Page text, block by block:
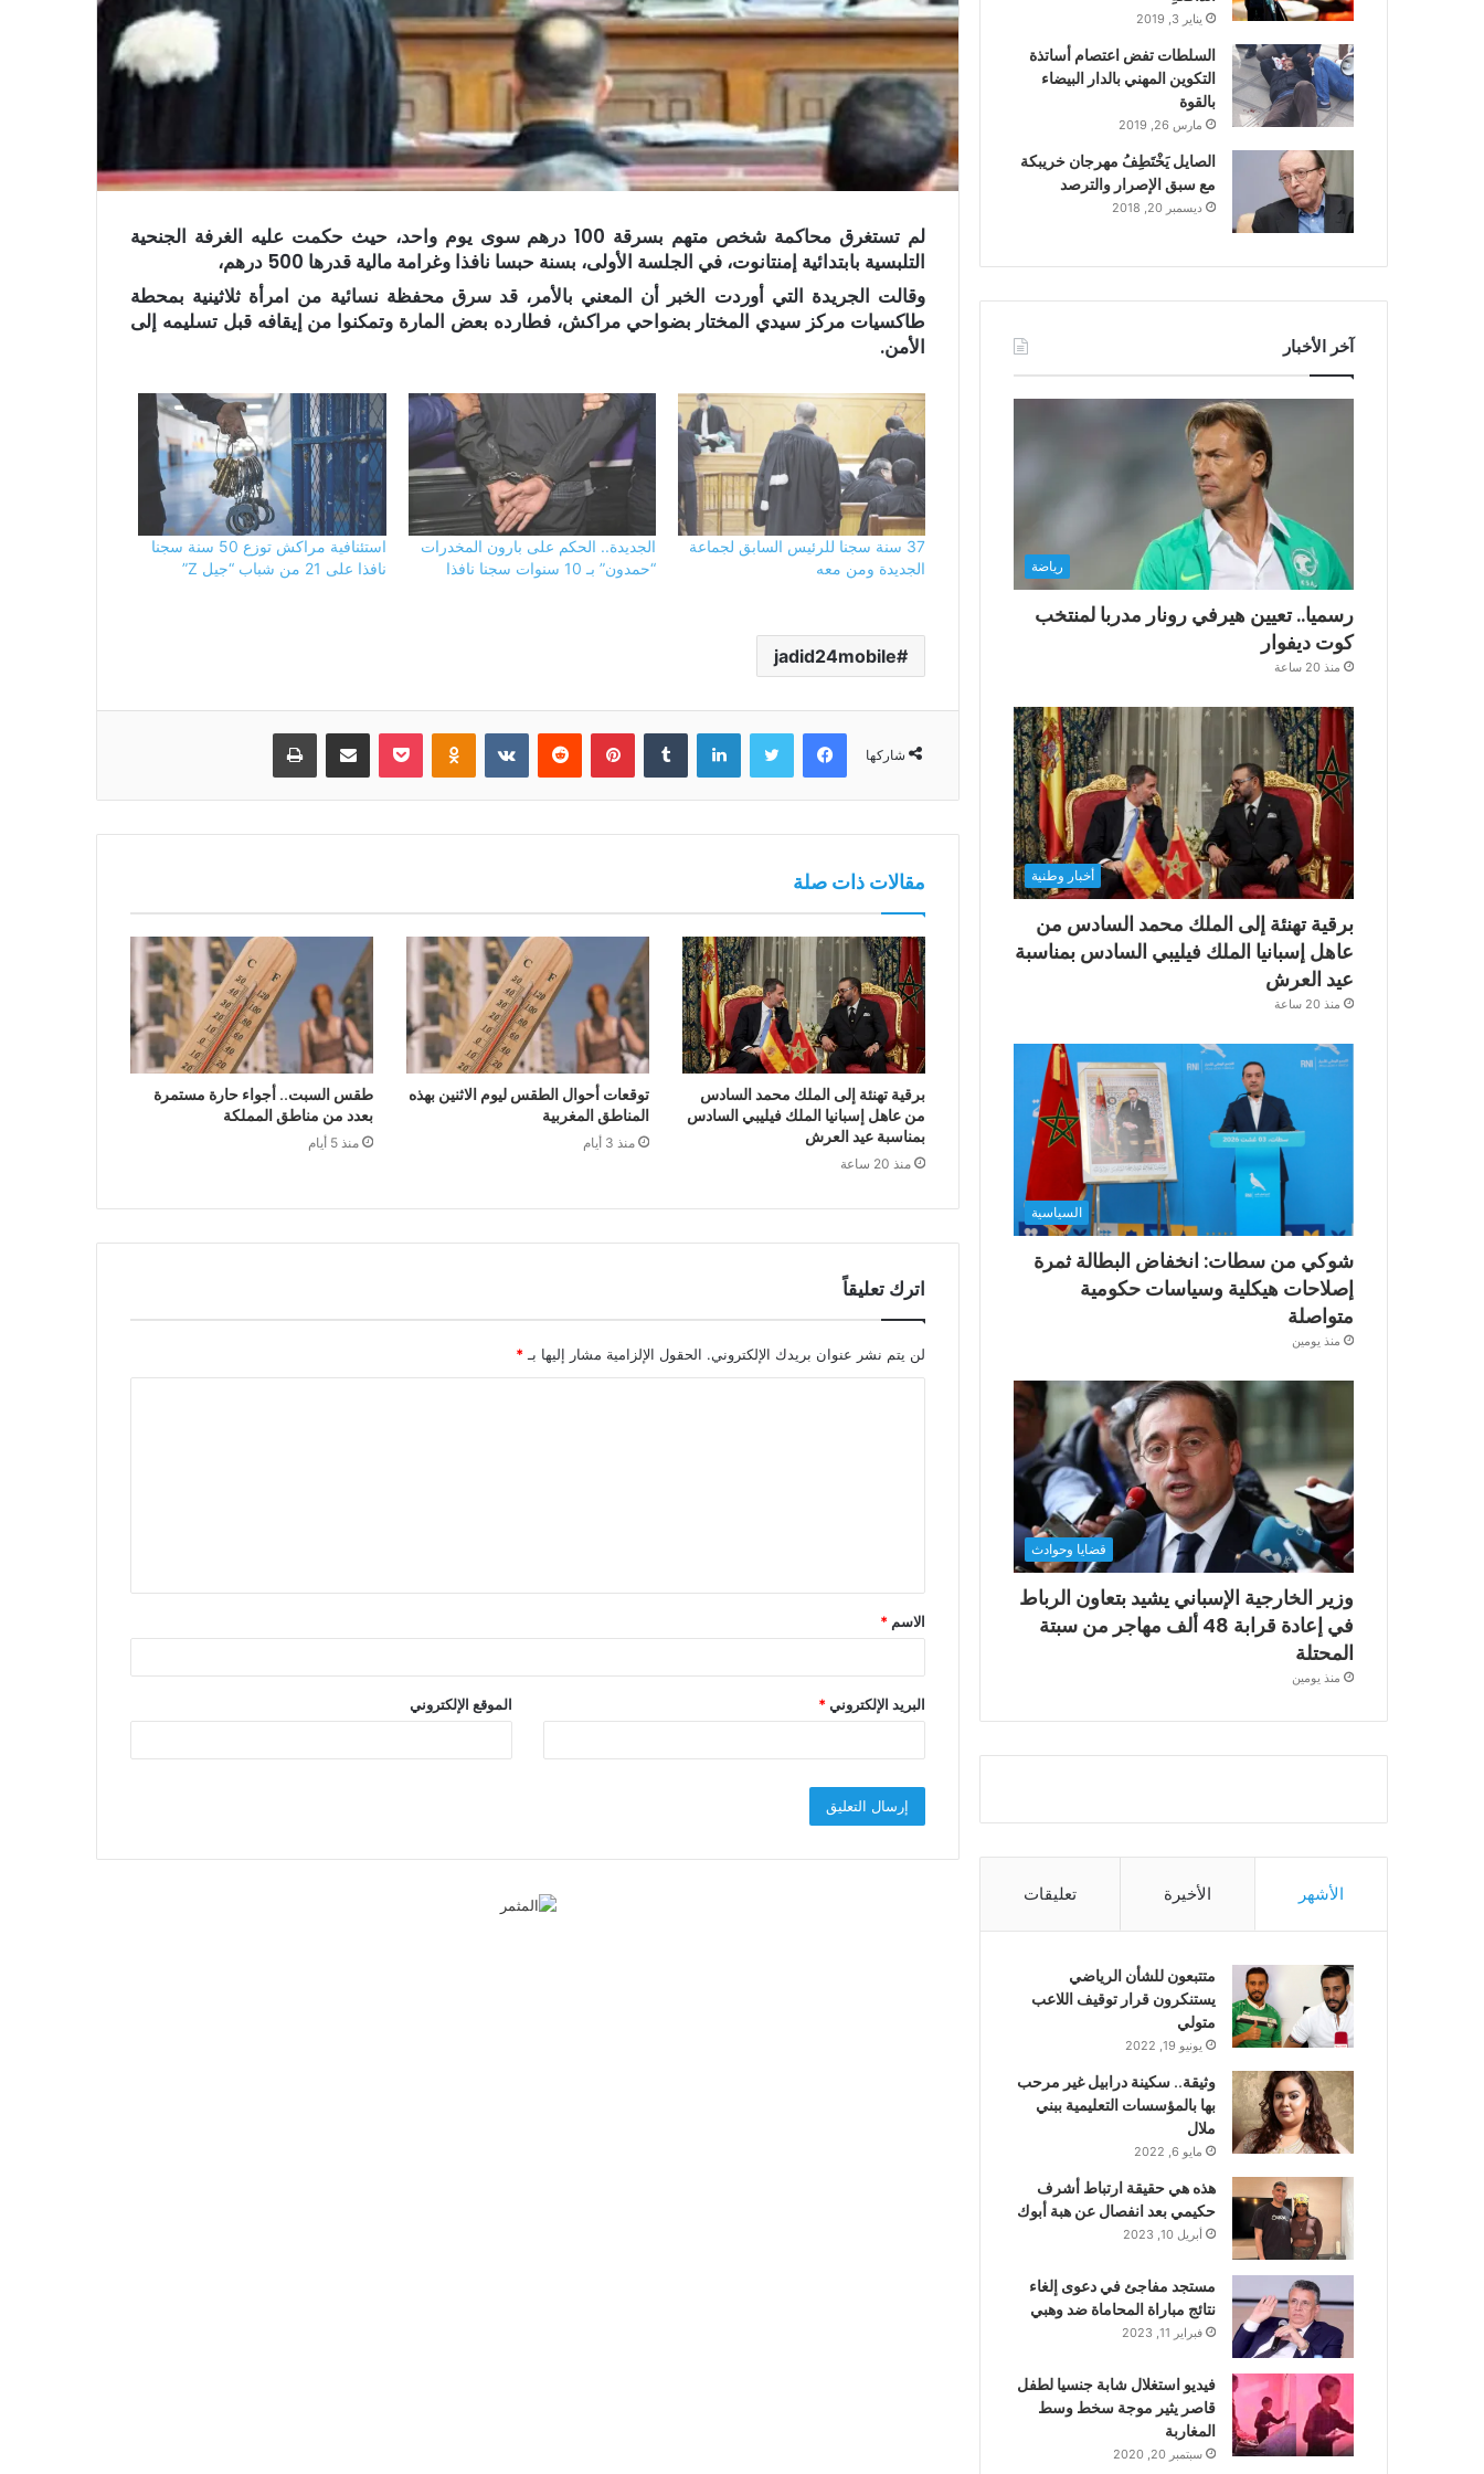
لم تستغرق محاكمة شخص متهم بسرقة 100 درهم سوى يوم واحد، حيث حكمت عليه الغرفة الجنحية
التلبسية بابتدائية إمنتانوت، في الجلسة الأولى، بسنة حبسا نافذا وغرامة مالية قدرها 500 درهم،
وقالت الجريدة التي أوردت الخبر أن المعني بالأمر، قد سرق محفظة نسائية من امرأة ثلاثينية بمحطة
طاكسيات مركز سيدي المختار بضواحي مراكش، فطارده بعض المارة وتمكنوا من إيقافه قبل تسليمه إلى
الأمن.
37 سنة سجنا للرئيس السابق لجماعة
الجديدة ومن معه
الجديدة.. الحكم على بارون المخدرات
“حمدون” بـ 10 سنوات سجنا نافذا
استئنافية مراكش توزع 50 سنة سجنا
نافذا على 21 من شباب “جيل Z”
jadid24mobile
شاركها
فيسبوك تويتر لينكدإن بينتيريست Odnoklassniki
بوكيت مشاركة عبر البريد طباعة
مقالات ذات صلة
برقية تهنئة إلى الملك محمد السادس
من عاهل إسبانيا الملك فيليبي السادس
بمناسبة عيد العرش
منذ 20 ساعة
توقعات أحوال الطقس ليوم الاثنين بهذه
المناطق المغربية
منذ 3 أيام
طقس السبت.. أجواء حارة مستمرة
بعدد من مناطق المملكة
منذ 5 أيام
اترك تعليقاً
لن يتم نشر عنوان بريدك الإلكتروني. الحقول الإلزامية مشار إليها بـ *
ق
*
الاسم *
البريد الإلكتروني* الموقع الإلكتروني
يناير 3, 2019
السلطات تفض اعتصام أساتذة
التكوين المهني بالدار البيضاء
بالقوة
مارس 26, 2019
الصايل يَخْتَطِفُ مهرجان خريبكة
مع سبق الإصرار والترصد
ديسمبر 20, 2018
آخر الأخبار
رياضة
رسميا.. تعيين هيرفي رونار مدربا لمنتخب
كوت ديفوار
منذ 20 ساعة
أخبار وطنية
برقية تهنئة إلى الملك محمد السادس من
عاهل إسبانيا الملك فيليبي السادس بمناسبة
عيد العرش
منذ 20 ساعة
السياسية
شوكي من سطات: انخفاض البطالة ثمرة
إصلاحات هيكلية وسياسات حكومية
متواصلة
منذ يومين
قضايا وحوادث
وزير الخارجية الإسباني يشيد بتعاون الرباط
في إعادة قرابة 48 ألف مهاجر من سبتة
المحتلة
منذ يومين
الأشهر الأخيرة تعليقات
متتبعون للشأن الرياضي
يستنكرون قرار توقيف اللاعب
متولي
يونيو 19, 2022
وثيقة.. سكينة درابيل غير مرحب
بها بالمؤسسات التعليمية ببني
ملال
مايو 6, 2022
هذه هي حقيقة ارتباط أشرف
حكيمي بعد انفصال عن هبة أبوك
أبريل 10, 2023
مستجد مفاجئ في دعوى إلغاء
نتائج مباراة المحاماة ضد وهبي
فبراير 11, 2023
فيديو استغلال شابة جنسيا لطفل
قاصر يثير موجة سخط وسط
المغاربة
سبتمبر 20, 2020